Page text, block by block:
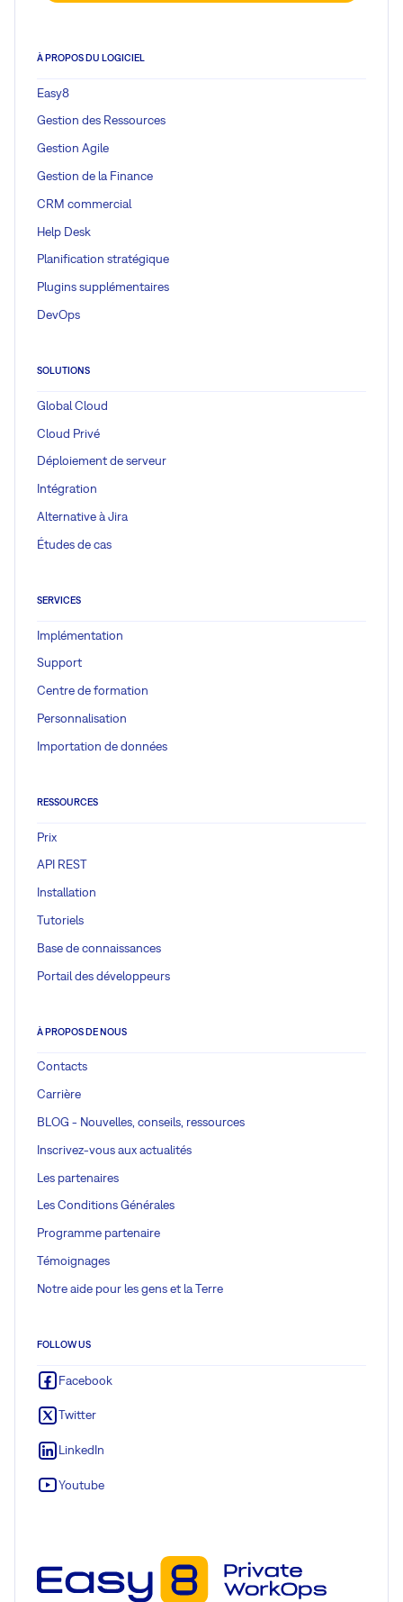
À PROPOS DU LOGICIEL
Easy8
Gestion des Ressources
Gestion Agile
Gestion de la Finance
CRM commercial
Help Desk
Planification stratégique
Plugins supplémentaires
DevOps
SOLUTIONS
Global Cloud
Cloud Privé
Déploiement de serveur
Intégration
Alternative à Jira
Études de cas
SERVICES
Implémentation
Support
Centre de formation
Personnalisation
Importation de données
RESSOURCES
Prix
API REST
Installation
Tutoriels
Base de connaissances
Portail des développeurs
À PROPOS DE NOUS
Contacts
Carrière
BLOG - Nouvelles, conseils, ressources
Inscrivez-vous aux actualités
Les partenaires
Les Conditions Générales
Programme partenaire
Témoignages
Notre aide pour les gens et la Terre
FOLLOW US
Facebook
Twitter
LinkedIn
Youtube